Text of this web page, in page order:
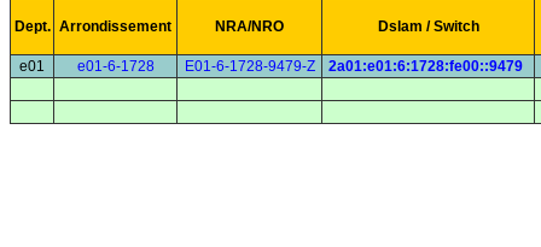
Dept. Arrondissement NRA/NRO Dslam / Switch
e01 e01-6-1728 E01-6-1728-9479-Z 2a01:e01:6:1728:fe00::9479